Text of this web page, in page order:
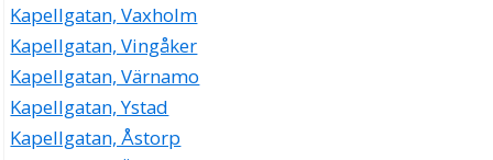
Kapellgatan, Vaxholm
Kapellgatan, Vingåker
Kapellgatan, Värnamo
Kapellgatan, Ystad
Kapellgatan, Åstorp